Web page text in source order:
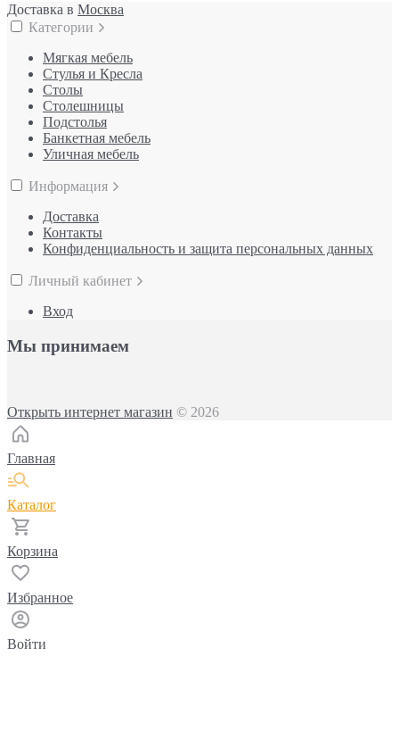
Доставка в Москва
Категории
Мягкая мебель
Стулья и Кресла
Столы
Столешницы
Подстолья
Банкетная мебель
Уличная мебель
Информация
Доставка
Контакты
Конфиденциальность и защита персональных данных
Личный кабинет
Вход
Мы принимаем
Открыть интернет магазин © 2026
Главная
Каталог
Корзина
Избранное
Войти